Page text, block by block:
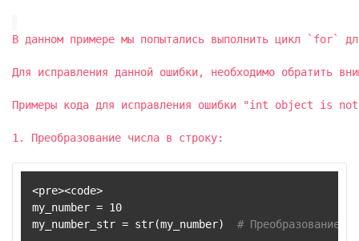
В данном примере мы попытались выполнить цикл `for`
Для исправления данной ошибки, необходимо обратить
Примеры кода для исправления ошибки "int object is
1. Преобразование числа в строку:
<pre><code>
my_number = 10
my_number_str = str(my_number) # Преобразование